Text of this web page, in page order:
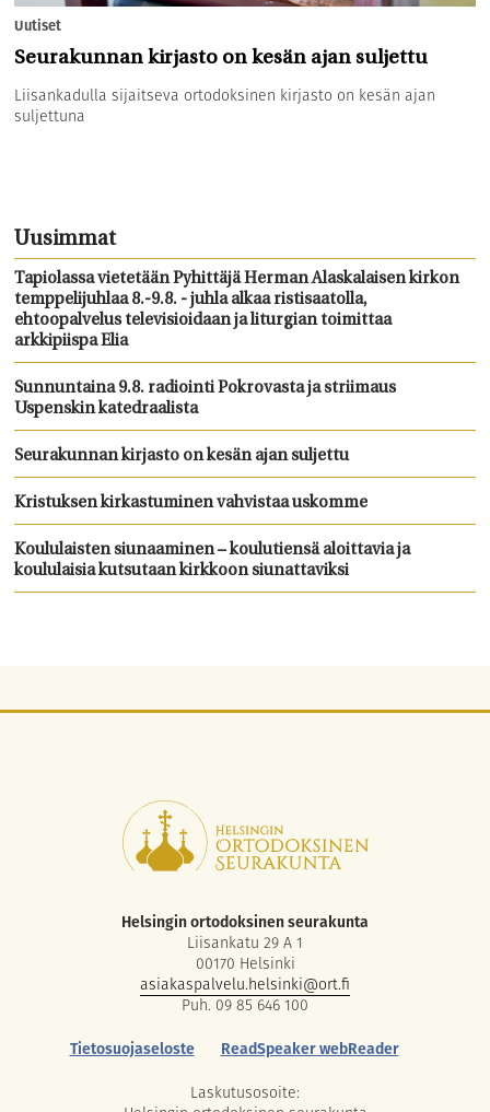
Uutiset
Seurakunnan kirjasto on kesän ajan suljettu
Liisankadulla sijaitseva ortodoksinen kirjasto on kesän ajan
suljettuna
Uusimmat
Tapiolassa vietetään Pyhittäjä Herman Alaskalaisen kirkon
temppelijuhlaa 8.-9.8. - juhla alkaa ristisaatolla,
ehtoopalvelus televisioidaan ja liturgian toimittaa
arkkipiispa Elia
Sunnuntaina 9.8. radiointi Pokrovasta ja striimaus
Uspenskin katedraalista
Seurakunnan kirjasto on kesän ajan suljettu
Kristuksen kirkastuminen vahvistaa uskomme
Koululaisten siunaaminen – koulutiensä aloittavia ja
koululaisia kutsutaan kirkkoon siunattaviksi
Helsingin ortodoksinen seurakunta
Liisankatu 29 A 1
00170 Helsinki
asiakaspalvelu.helsinki@ort.fi
Puh. 09 85 646 100
Tietosuojaseloste
ReadSpeaker webReader
Laskutusosoite: